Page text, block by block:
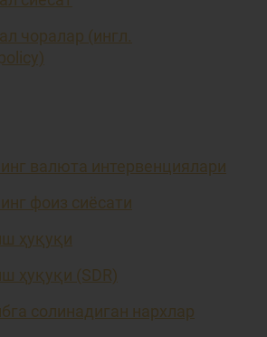
чоралар (ингл.
валюта интервенциялари
фоиз сиёсати
ҳуқуқи
ҳуқуқи (SDR)
солинадиган нархлар